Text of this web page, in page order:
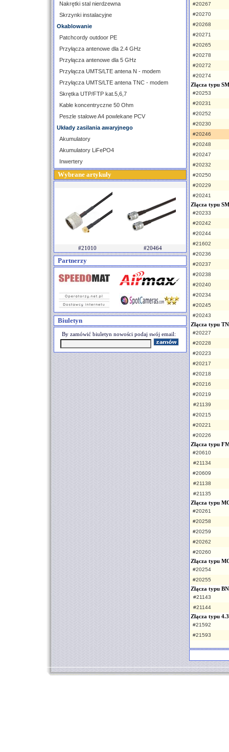
Nakrętki stal nierdzewna
Skrzynki instalacyjne
Okablowanie
Patchcordy outdoor PE
Przyłącza antenowe dla 2.4 GHz
Przyłącza antenowe dla 5 GHz
Przyłącza UMTS/LTE antena N - modem
Przyłącza UMTS/LTE antena TNC - modem
Skrętka UTP/FTP kat.5,6,7
Kable koncentryczne 50 Ohm
Peszle stalowe A4 powlekane PCV
Układy zasilania awaryjnego
Akumulatory
Akumulatory LiFePO4
Inwertery
Wybrane artykuły
#21010 #20464
Partnerzy
Biuletyn
By zamówić biuletyn nowości podaj swój email:
#20267
#20270
#20268
#20271
#20265
#20278
#20272
#20274
Złącza typu
#20253
#20231
#20252
#20230
#20246
#20248
#20247
#20232
#20250
#20229
#20241
Złącza typu
#20233
#20242
#20244
#21602
#20236
#20237
#20238
#20240
#20234
#20245
#20243
Złącza typu
#20227
#20228
#20223
#20217
#20218
#20216
#20219
#21139
#20215
#20221
#20226
Złącza typu
#20610
#21134
#20609
#21138
#21135
Złącza typu
#20261
#20258
#20259
#20262
#20260
Złącza typu
#20254
#20255
Złącza typu
#21143
#21144
Złącza typu
#21592
#21593